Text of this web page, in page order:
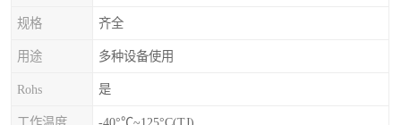
规格 齐全
用途 多种设备使用
Rohs 是